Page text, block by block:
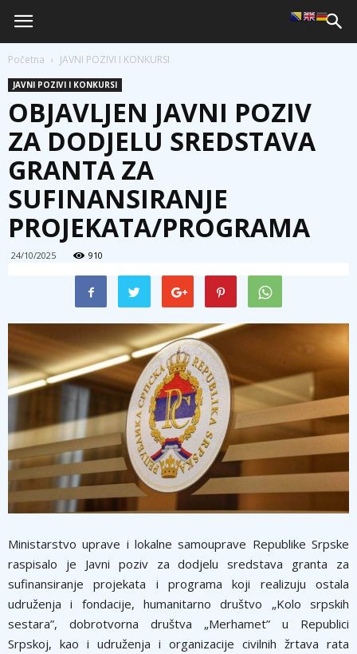
Početna JAVNI POZIVI I KONKURSI
JAVNI POZIVI I KONKURSI
OBJAVLJEN JAVNI POZIV
ZA DODJELU SREDSTAVA
GRANTA ZA
SUFINANSIRANJE
PROJEKATA/PROGRAMA
24/10/2025 910
Ministarstvo uprave i lokalne samouprave Republike Srpske
raspisalo je Javni poziv za dodjelu sredstava granta za
sufinansiranje projekata i programa koji realizuju ostala
udruženja i fondacije, humanitarno društvo „Kolo srpskih
sestara”, dobrotvorna društva „Merhamet” u Republici
Srpskoj, kao i udruženja i organizacije civilnih žrtava rata